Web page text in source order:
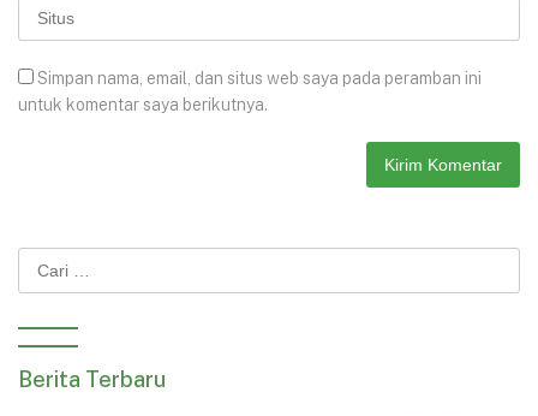
Simpan nama, email, dan situs web saya pada peramban ini
untuk komentar saya berikutnya.
Cari
untuk:
Berita Terbaru